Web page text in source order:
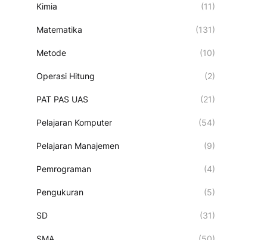
Kimia (11)
Matematika (131)
Metode (10)
Operasi Hitung (2)
PAT PAS UAS (21)
Pelajaran Komputer (54)
Pelajaran Manajemen (9)
Pemrograman (4)
Pengukuran (5)
SD (31)